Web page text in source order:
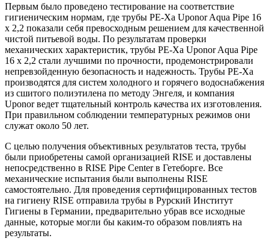
Первым было проведено тестирование на соответствие
гигиеническим нормам, где трубы PE-Xa Uponor Aqua Pipe 16
x 2,2 показали себя превосходным решением для качественной
чистой питьевой воды. По результатам проверки
механических характеристик, трубы PE-Xa Uponor Aqua Pipe
16 x 2,2 стали лучшими по прочности, продемонстрировали
непревзойденную безопасность и надежность. Трубы PE-Xa
производятся для систем холодного и горячего водоснабжения
из сшитого полиэтилена по методу Энгеля, и компания
Uponor ведет тщательный контроль качества их изготовления.
При правильном соблюдении температурных режимов они
служат около 50 лет.
С целью получения объективных результатов теста, трубы
были приобретены самой организацией RISE и доставлены
непосредственно в RISE Pipe Center в Гетеборге. Все
механические испытания были выполнены RISE
самостоятельно. Для проведения сертифицированных тестов
на гигиену RISE отправила трубы в Рурский Институт
Гигиены в Германии, предварительно убрав все исходные
данные, которые могли бы каким-то образом повлиять на
результаты.